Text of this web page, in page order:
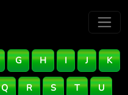
G H I J K
Q R S T U